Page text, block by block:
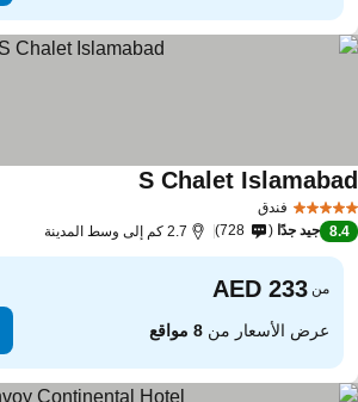
فندق
S Chaletمشاهدة الأسعار
8.4 جيد جدًا 728 2.7 كم إلى وسط المدينة
من
عرض الأسعار من8 مواقع